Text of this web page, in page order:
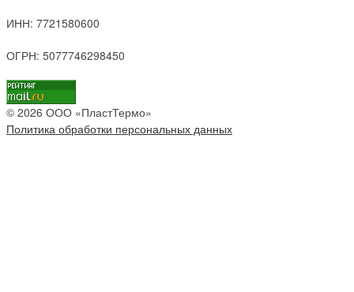
ИНН: 7721580600
ОГРН: 5077746298450
© 2026 ООО «ПластТермо»
Политика обработки персональных данных